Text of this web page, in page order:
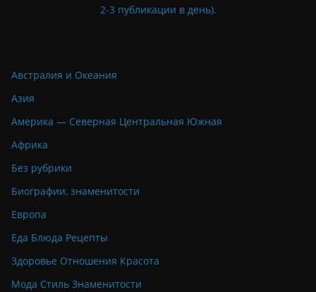
2-3 публикации в день).
Австралия и Океания
Азия
Америка — Северная Центральная Южная
Африка
Без рубрики
Биографии, знаменитости
Европа
Еда Блюда Рецепты
Здоровье Отношения Красота
Мода Стиль Знаменитости